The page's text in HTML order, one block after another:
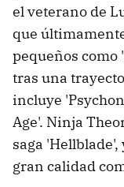
el veterano de
que
pequeños como
tras una
incluye
Age'. Ninja
saga
gran calidad